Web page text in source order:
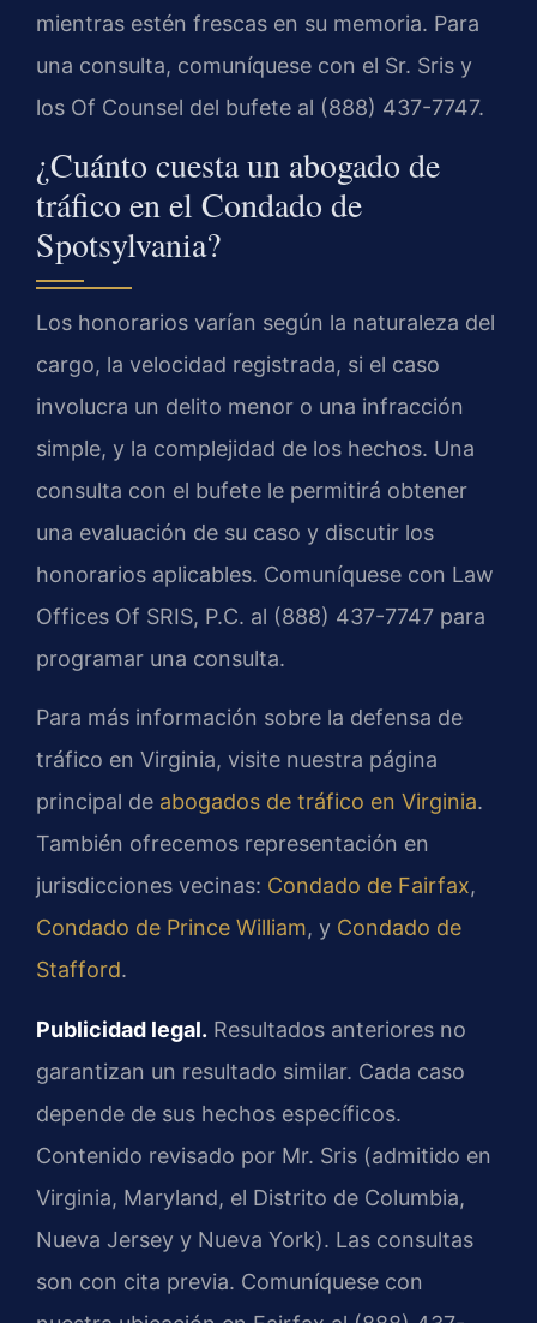
mientras estén frescas en su memoria. Para
una consulta, comuníquese con el Sr. Sris y
los Of Counsel del bufete al (888) 437-7747.
¿Cuánto cuesta un abogado de
tráfico en el Condado de
Spotsylvania?
Los honorarios varían según la naturaleza del
cargo, la velocidad registrada, si el caso
involucra un delito menor o una infracción
simple, y la complejidad de los hechos. Una
consulta con el bufete le permitirá obtener
una evaluación de su caso y discutir los
honorarios aplicables. Comuníquese con Law
Offices Of SRIS, P.C. al (888) 437-7747 para
programar una consulta.
Para más información sobre la defensa de
tráfico en Virginia, visite nuestra página
principal de abogados de tráfico en Virginia.
También ofrecemos representación en
jurisdicciones vecinas: Condado de Fairfax,
Condado de Prince William, y Condado de
Stafford.
Publicidad legal. Resultados anteriores no
garantizan un resultado similar. Cada caso
depende de sus hechos específicos.
Contenido revisado por Mr. Sris (admitido en
Virginia, Maryland, el Distrito de Columbia,
Nueva Jersey y Nueva York). Las consultas
son con cita previa. Comuníquese con